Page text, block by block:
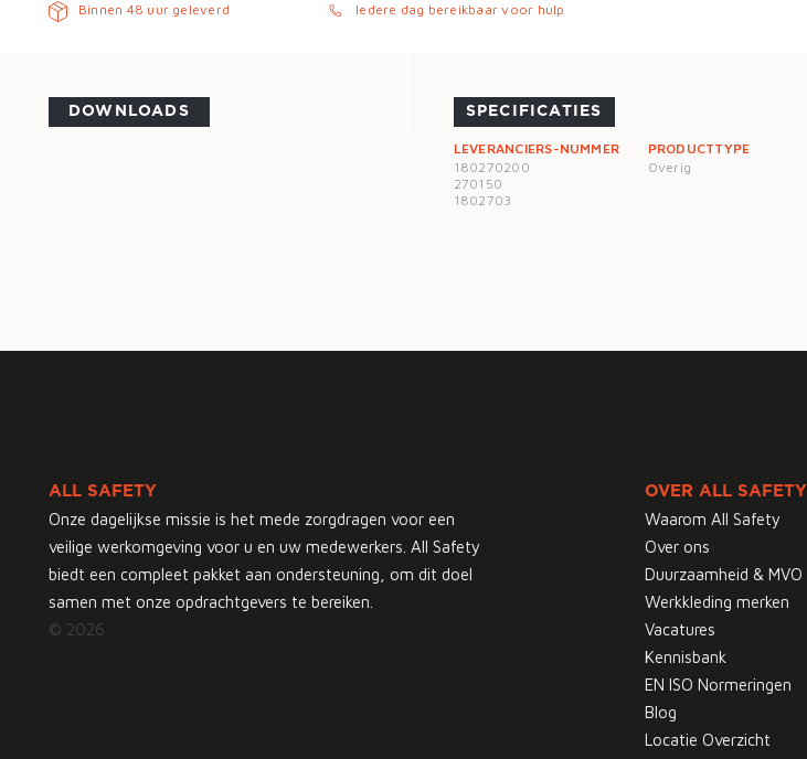
Binnen 48 uur geleverd
Iedere dag bereikbaar voor hulp
DOWNLOADS SPECIFICATIES
LEVERANCIERS-NUMMER
180270200
270150
1802703
PRODUCTTYPE
Overig
ALL SAFETY
Onze dagelijkse missie is het mede zorgdragen voor een
veilige werkomgeving voor u en uw medewerkers. All Safety
biedt een compleet pakket aan ondersteuning, om dit doel
samen met onze opdrachtgevers te bereiken.
© 2026
OVER ALL SAFETY
Waarom All Safety
Over ons
Duurzaamheid & MVO
Werkkleding merken
Vacatures
Kennisbank
EN ISO Normeringen
Blog
Locatie Overzicht